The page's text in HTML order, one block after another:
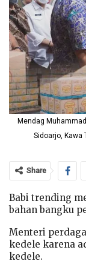
Mendag
Sidoarjo, Kawa
Share
Babi trending
bahan bangku
Menteri
kedele karena
kedele.